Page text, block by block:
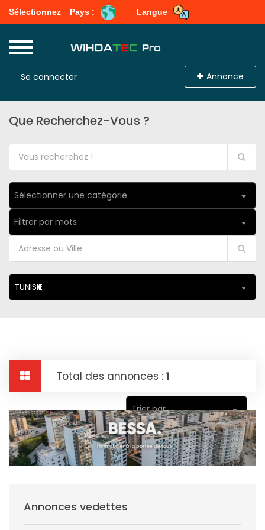
Sélectionnez Pays : Langue
Se connecter Annonce
Que Recherchez-Vous ?
Sélectionner une catégorie
Filtrer par mots
×
TUNISIE
Total des annonces : 1
Trier par
Annonces vedettes